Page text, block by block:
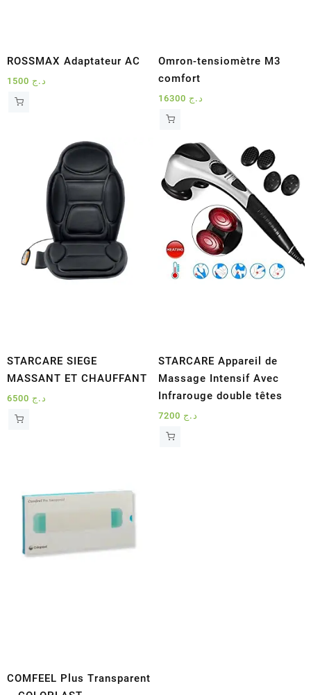
ROSSMAX Adaptateur AC
د.ج
Omron-tensiomètre M3
comfort
د.ج
STARCARE SIEGE
MASSANT ET CHAUFFANT
د.ج
STARCARE Appareil de
Massage Intensif Avec
Infrarouge double têtes
د.ج
COMFEEL Plus Transparent